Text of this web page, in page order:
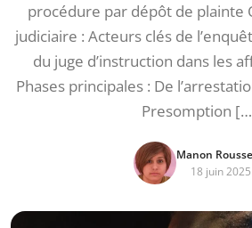
procédure par dépôt de plainte
judiciaire : Acteurs clés de
du juge d’instruction dans les
Phases principales : De
Presomption
Manon
18 juin 2025